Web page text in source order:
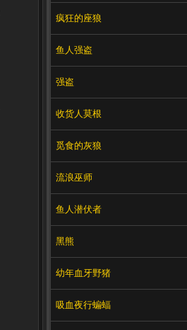
疯狂的座狼
鱼人强盗
强盗
收货人莫根
觅食的灰狼
流浪巫师
鱼人潜伏者
黑熊
幼年血牙野猪
吸血夜行蝙蝠